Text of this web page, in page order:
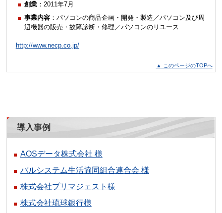
創業 ：2011年7月
事業内容 ：パソコンの商品企画・開発・製造／パソコン及び周
辺機器の販売・故障診断・修理／パソコンのリユース
http://www.necp.co.jp/
▲ このページのTOPへ
導入事例
AOSデータ株式会社 様
パルシステム生活協同組合連合会 様
株式会社プリマジェスト様
株式会社琉球銀行様